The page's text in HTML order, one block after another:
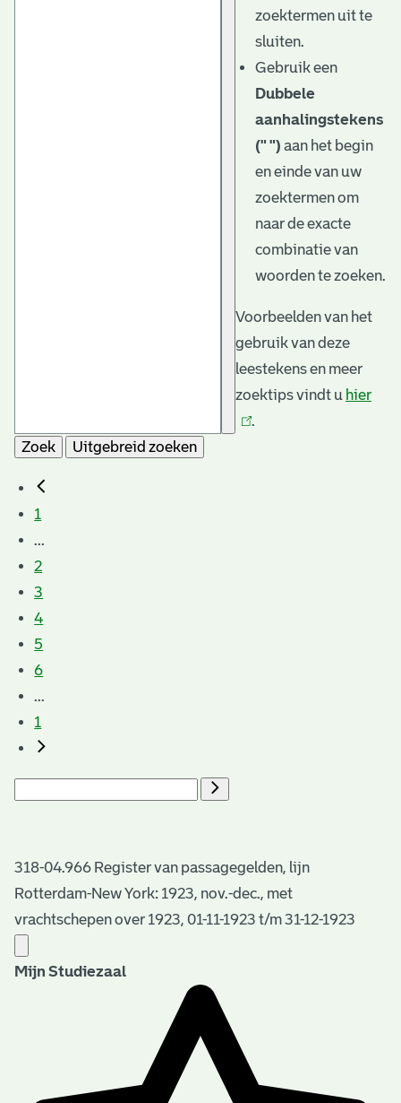
zoektermen uit te
sluiten.
Gebruik een
Dubbele
aanhalingstekens
(" ") aan het begin
en einde van uw
zoektermen om
naar de exacte
combinatie van
woorden te zoeken.
Voorbeelden van het
gebruik van deze
leestekens en meer
zoektips vindt u hier
.
Zoek
Uitgebreid zoeken
1
...
2
3
4
5
6
...
1
318-04.966 Register van passagegelden, lijn
Rotterdam-New York: 1923, nov.-dec., met
vrachtschepen over 1923, 01-11-1923 t/m 31-12-1923
Mijn Studiezaal